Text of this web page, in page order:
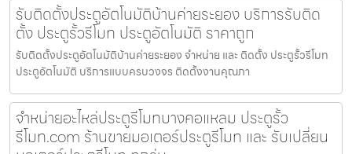
รับติดตั้งประตูอัตโนมัติบ้านค่ายระยอง บริการรับติด
ตั้ง ประตูรั้วรีโมท ประตูอัตโนมัติ ราคาถูก
รับติดตั้งประตูอัตโนมัติบ้านค่ายระยอง จำหน่าย และ ติดตั้ง ประตูรั้วรีโมท
ประตูอัตโนมัติ บริการแบบครบวงจร ติดตั้งงานคุณภา
จำหน่ายอะไหล่ประตูรีโมทบางคอแหลม ประตูรั้ว
รีโมท.com ร้านขายมอเตอร์ประตูรีโมท และ รับเปลี่ยน